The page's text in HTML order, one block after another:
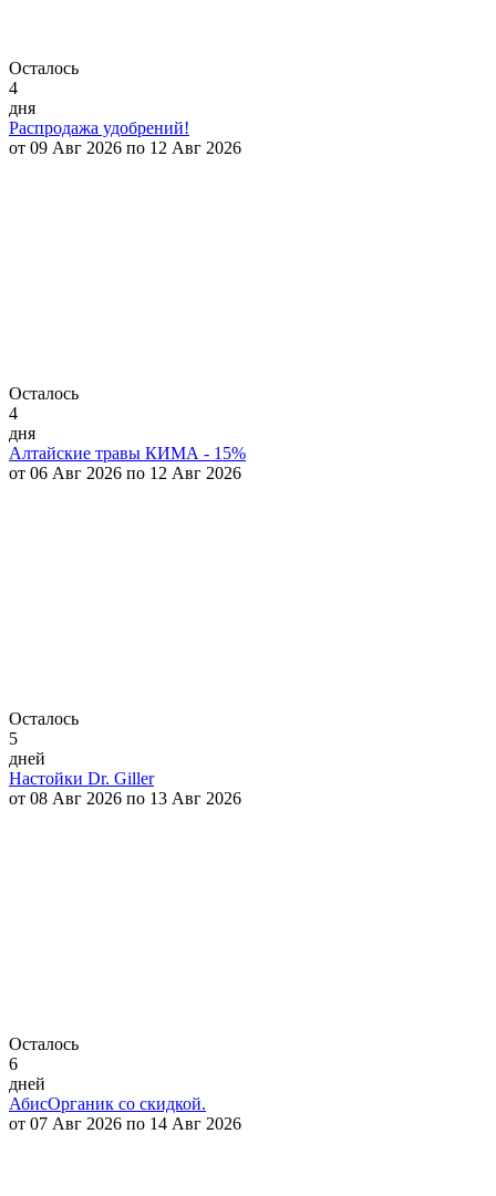
Осталось
4
дня
Распродажа удобрений!
от 09 Авг 2026 по 12 Авг 2026
Осталось
4
дня
Алтайские травы КИМА - 15%
от 06 Авг 2026 по 12 Авг 2026
Осталось
5
дней
Настойки Dr. Giller
от 08 Авг 2026 по 13 Авг 2026
Осталось
6
дней
АбисОрганик со скидкой.
от 07 Авг 2026 по 14 Авг 2026